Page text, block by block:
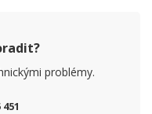
problémy.